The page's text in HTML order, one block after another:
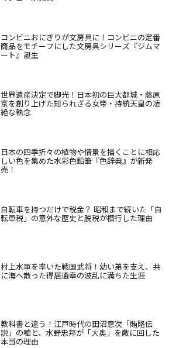
コンビニおにぎりが文房具に！コンビニの定番
商品をモチーフにした文房具シリーズ『ジムマ
ート』誕生
世界遺産決定で脚光！日本初の巨大都城・藤原
京を創り上げた知られざる女帝・持統天皇の凄
絶な執念
日本の四季折々の植物や情景を描くことに相応
しい色を集めた水彩色鉛筆『色辞典』が新発
売！
自転車を持つだけで税金？ 昭和まで続いた「自
転車税」の意外な歴史と脱税が横行した理由
村上水軍を率いた戦国武将！幼い弟を支え、共
に海へ散った得居通幸の波乱に満ちた生涯
教科書と違う！江戸時代の田沼意次「賄賂伝
説」の嘘と、水野忠邦が「大奥」を敵に回した
本当の理由